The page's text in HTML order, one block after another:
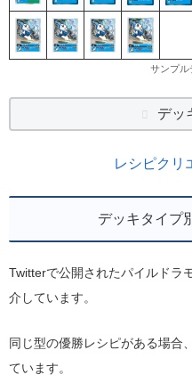
サンプル
デッ
レシピクリ
デッキタイプ
Twitterで公開されたパイルドラ
介しています。
同じ型の優勝レシピがある場合
ています。